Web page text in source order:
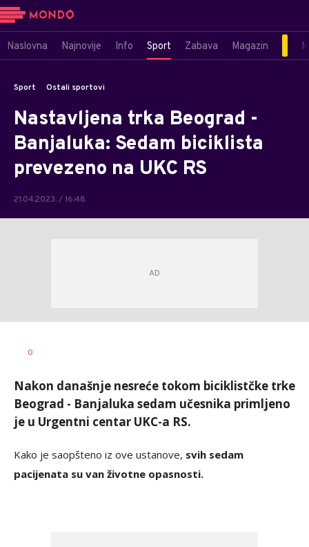
Naslovna Najnovije Info Sport Zabava Magazin
Sport Ostali sportovi
Nastavljena trka Beograd -
Banjaluka: Sedam biciklista
prevezeno na UKC RS
21.04.2023. / 16:48
AUTOR
0
Nakon današnje nesreće tokom biciklistčke trke
Beograd - Banjaluka sedam učesnika primljeno
je u Urgentni centar UKC-a RS.
Kako je saopšteno iz ove ustanove, svih sedam
pacijenata su van životne opasnosti.